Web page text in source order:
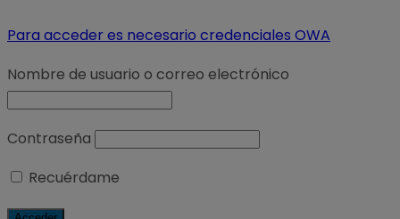
Para acceder es necesario credenciales OWA
Nombre de usuario o correo electrónico
Contraseña
Recuérdame